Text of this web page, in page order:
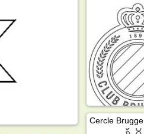
Cercle Brugge